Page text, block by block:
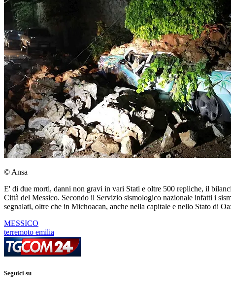
© Ansa
E' di due morti, danni non gravi in vari Stati e oltre 500 repliche, il
Città del Messico. Secondo il Servizio sismologico nazionale infatti i
segnalati, oltre che in Michoacan, anche nella capitale e nello Stato di
MESSICO
terremoto emilia
Seguici su